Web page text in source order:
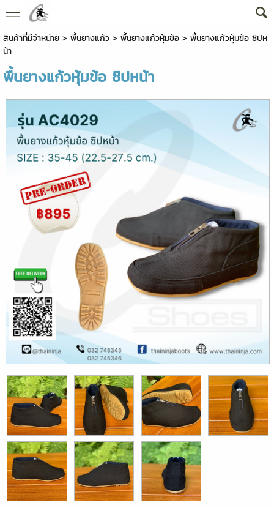
สินค้าที่มีจำหน่าย> พื้นยางแก้ว> พื้นยางแก้วหุ้มข้อ> พื้นยางแก้วหุ้มข้อ ซิปห
น้า
พื้นยางแก้วหุ้มข้อ ซิปหน้า